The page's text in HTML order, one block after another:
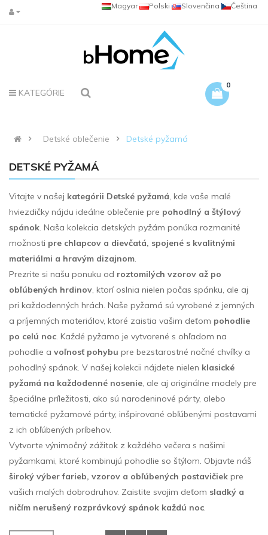
Čeština
Slovenčina
Polski
Magyar
KATEGÓRIE
0
Detské oblečenie Detské pyžamá
DETSKÉ PYŽAMÁ
Vitajte v našej kategórii Detské pyžamá, kde vaše malé
hviezdičky nájdu ideálne oblečenie pre pohodlný a štýlový
spánok. Naša kolekcia detských pyžám ponúka rozmanité
možnosti pre chlapcov a dievčatá, spojené s kvalitnými
materiálmi a hravým dizajnom.
Prezrite si našu ponuku od roztomilých vzorov až po
obľúbených hrdinov, ktorí oslnia nielen počas spánku, ale aj
pri každodenných hrách. Naše pyžamá sú vyrobené z jemných
a príjemných materiálov, ktoré zaistia vašim deťom pohodlie
po celú noc. Každé pyžamo je vytvorené s ohľadom na
pohodlie a voľnosť pohybu pre bezstarostné nočné chvíľky a
pohodlný spánok. V našej kolekcii nájdete nielen klasické
pyžamá na každodenné nosenie, ale aj originálne modely pre
špeciálne príležitosti, ako sú narodeninové párty, alebo
tematické pyžamové párty, inšpirované obľúbenými postavami
z ich obľúbených príbehov.
Vytvorte výnimočný zážitok z každého večera s našimi
pyžamkami, ktoré kombinujú pohodlie so štýlom. Objavte náš
široký výber farieb, vzorov a obľúbených postavičiek pre
vašich malých dobrodruhov. Zaistite svojim deťom sladký a
ničím nerušený rozprávkový spánok každú noc.